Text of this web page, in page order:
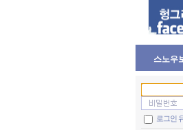
스노우
로그인